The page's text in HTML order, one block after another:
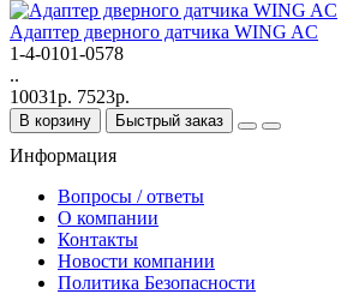
Адаптер дверного датчика WING AC
1-4-0101-0578
..
10031р. 7523р.
В корзину Быстрый заказ
Информация
Вопросы / ответы
О компании
Контакты
Новости компании
Политика Безопасности